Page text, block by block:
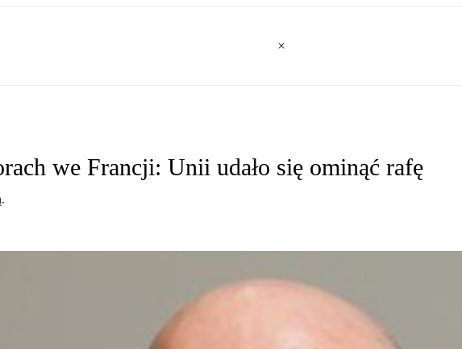
we Francji: Unii udało się ominąć rafę